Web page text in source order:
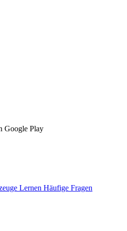
Google Play
Lernen Häufige Fragen